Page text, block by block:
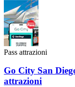
Pass attrazioni
Go City San
attrazioni